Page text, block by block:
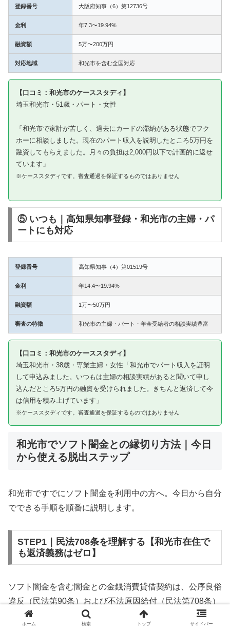
登録番号 大阪府知事（6）第12736号
金利 年7.3〜19.94%
融資額 5万〜200万円
対応地域 和光市を含む全国対応
【口コミ：和光市のケーススタディ】
埼玉和光市・51歳・パート・女性
「和光市で家計が苦しく、過去にカードの滞納がある状態でフク
ホーに相談しました。現在のパート収入を説明したところ5万円を
融資してもらえました。月々の負担は2,000円以下で計画的に返せ
ています」
※ケーススタディです。審査通過を保証するものではありません
⑤ いつも｜高知県知事登録・和光市の主婦・パ
ートにも対応
登録番号 高知県知事（4）第01519号
金利 年14.4〜19.94%
融資額 1万〜50万円
審査の特徴 和光市の主婦・パート・年金受給者の相談実績豊富
【口コミ：和光市のケーススタディ】
埼玉和光市・38歳・専業主婦・女性「和光市でパート収入を証明
して申込みました。いつもは主婦の相談実績があると聞いて申し
込んだところ5万円の融資を受けられました。きちんと返済して今
は信用を積み上げています」
※ケーススタディです。審査通過を保証するものではありません
和光市でソフト闇金との縁切り方法｜今日
から使える脱出ステップ
和光市ですでにソフト闇金を利用中の方へ。今日から自分
でできる手順を順番に説明します。
STEP1｜民法708条を理解する【和光市在住で
も返済義務はゼロ】
ソフト闇金を含む闇金との金銭消費貸借契約は、公序良俗
違反（民法第90条）および不法原因給付（民法第708条）
に該当するため、法的には無効です。和光市在住であって
ホーム 検索 トップ サイドバー